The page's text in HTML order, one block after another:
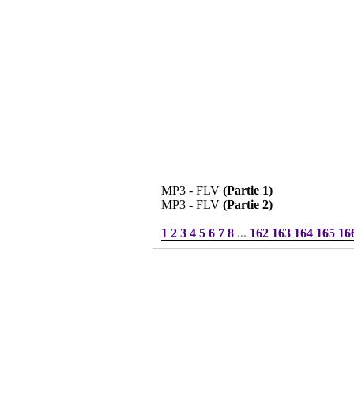
MP3 - FLV (Partie 1)
MP3 - FLV (Partie 2)
1 2 3 4 5 6 7 8 ... 162 163 164 165